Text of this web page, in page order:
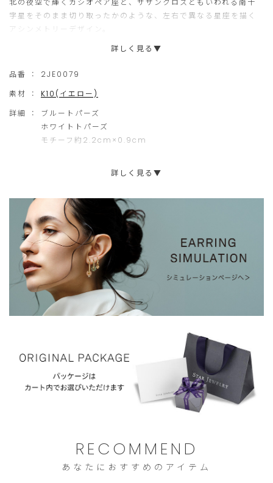
商
品
は
注
に
限
ら
せ
て
い
た
す。
ご
文
は
は
現
在、
け
せ
ん。
北の夜空で輝くカシオペア座と、サザンクロスともいわれる南十
字星をそのまま切り取ったかのような、左右で異なる星座を描く
アシンメトリーデザイン。
ひときわ大きく輝きます。
※イヤリングのネジ部分にシリコンキャップを装着しております
ので、そのまま着用ください。（画像はデザイン違いで掲載して
おります）
詳しく見る▼
品番 ：
2JE0079
素材 ：
K10(イエロー)
詳細 ：
ブルートパーズ
ホワイトトパーズ
モチーフ約2.2cm×0.9cm
詳しく見る▼
RECOMMEND
あなたにおすすめのアイテム